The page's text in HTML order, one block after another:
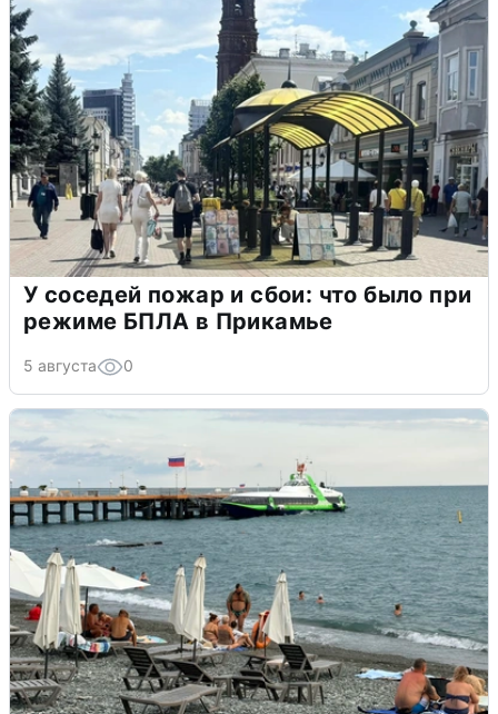
У соседей пожар и сбои: что было при
режиме БПЛА в Прикамье
5 августа 0